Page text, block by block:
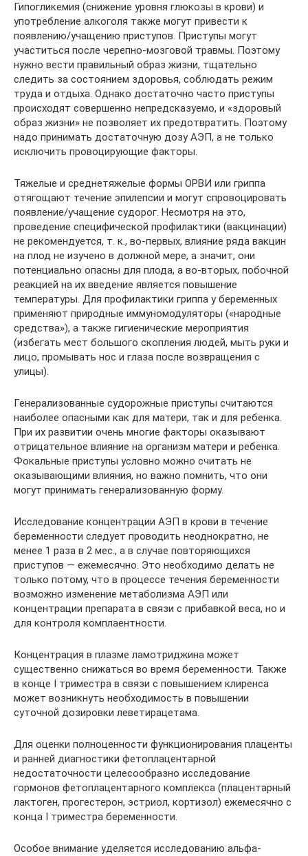
Гипогликемия (снижение уровня глюкозы в крови) и
употребление алкоголя также могут привести к
появлению/учащению приступов. Приступы могут
участиться после черепно-мозговой травмы. Поэтому
нужно вести правильный образ жизни, тщательно
следить за состоянием здоровья, соблюдать режим
труда и отдыха. Однако достаточно часто приступы
происходят совершенно непредсказуемо, и «здоровый
образ жизни» не позволяет их предотвратить. Поэтому
надо принимать достаточную дозу АЭП, а не только
исключить провоцирующие факторы.
Тяжелые и среднетяжелые формы ОРВИ или гриппа
отягощают течение эпилепсии и могут спровоцировать
появление/учащение судорог. Несмотря на это,
проведение специфической профилактики (вакцинации)
не рекомендуется, т. к., во‑первых, влияние ряда вакцин
на плод не изучено в должной мере, а значит, они
потенциально опасны для плода, а во‑вторых, побочной
реакцией на их введение является повышение
температуры. Для профилактики гриппа у беременных
применяют природные иммуномодуляторы («народные
средства»), а также гигиенические мероприятия
(избегать мест большого скопления людей, мыть руки и
лицо, промывать нос и глаза после возвращения с
улицы).
Генерализованные судорожные приступы считаются
наиболее опасными как для матери, так и для ребенка.
При их развитии очень многие факторы оказывают
отрицательное влияние на организм матери и ребенка.
Фокальные приступы условно можно считать не
оказывающими влияния, но важно помнить, что они
могут принимать генерализованную форму.
Исследование концентрации АЭП в крови в течение
беременности следует проводить неоднократно, не
менее 1 раза в 2 мес., а в случае повторяющихся
приступов — ежемесячно. Это необходимо делать не
только потому, что в процессе течения беременности
возможно изменение метаболизма АЭП или
концентрации препарата в связи с прибавкой веса, но и
для контроля комплаентности.
Концентрация в плазме ламотриджина может
существенно снижаться во время беременности. Также
в конце I триместра в связи с повышением клиренса
может возникнуть необходимость в повышении
суточной дозировки леветирацетама.
Для оценки полноценности функционирования плаценты
и ранней диагностики фетоплацентарной
недостаточности целесообразно исследование
гормонов фетоплацентарного комплекса (плацентарный
лактоген, прогестерон, эстриол, кортизол) ежемесячно с
конца I триместра беременности.
Особое внимание уделяется исследованию альфа-